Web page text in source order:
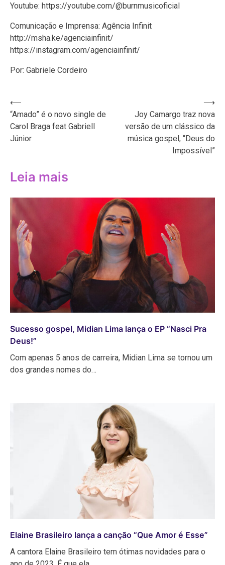
Youtube: https://youtube.com/@burnmusicoficial
Comunicação e Imprensa: Agência Infinit
http://msha.ke/agenciainfinit/
https://instagram.com/agenciainfinit/
Por: Gabriele Cordeiro
Navegação
de
Post
⟵
“Amado” é o novo single de
Carol Braga feat Gabriell
Júnior
Joy Camargo traz nova
versão de um clássico da
música gospel, “Deus do
Impossível”
⟶
Leia mais
Sucesso gospel, Midian Lima lança o EP “Nasci Pra
Deus!”
Com apenas 5 anos de carreira, Midian Lima se tornou um
dos grandes nomes do…
Elaine Brasileiro lança a canção “Que Amor é Esse”
A cantora Elaine Brasileiro tem ótimas novidades para o